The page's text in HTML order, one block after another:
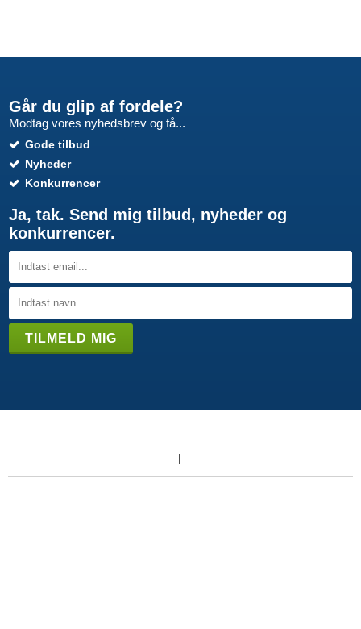
Går du glip af fordele?
Modtag vores nyhedsbrev og få...
Gode tilbud
Nyheder
Konkurrencer
Ja, tak. Send mig tilbud, nyheder og
konkurrencer.